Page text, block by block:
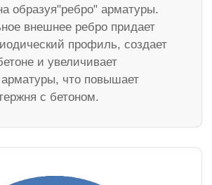
образуя"ребро" арматуры.
внешнее ребро придает
профиль, создает
и увеличивает
арматуры, что повышает
с бетоном.